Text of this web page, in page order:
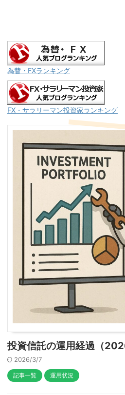
為替・FXランキング
FX・サラリーマン投資家ランキング
投資信託の運用経過（
2026/3/7
記事一覧 運用状況